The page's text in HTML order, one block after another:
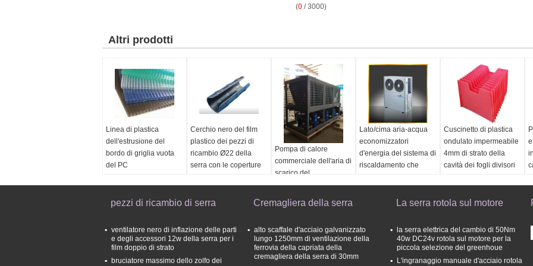
(0 / 3000)
Altri prodotti
Linea di plastica
dell'estrusione del
bordo di griglia vuota
del PC
pp
Capacità:
200-300kg/h
Tipo:Linea di
produzione di plastica,
linea di plastica
Cerchio nero del film
plastico dei pezzi di
ricambio Ø22 della
serra con le coperture
Pompa di calore
commerciale dell'aria di
scarico del
riscaldamento
compressore del rotolo
Lato/cima aria-acqua
economizzatori
d'energia del sistema di
riscaldamento che
Cuscinetto di plastica
ondulato impermeabile
4mm di strato della
cavità dei fogli divisori
pezzi di ricambio di serra
ventilatore nero di inflazione delle parti
e degli accessori 12w della serra per i
film doppio di strato
bruciatore massimo dello zolfo dei
Cremagliera della serra
alto scaffale d'acciaio galvanizzato
lungo 1250mm di ventilazione della
ferrovia della capriata della
cremagliera della serra di 30mm
La serra rotola sul motore
la serra elettrica del cambio di 50Nm
40w DC24v rotola sul motore per la
piccola selezione del greenhoue
L'ingranaggio manuale d'acciaio rotola